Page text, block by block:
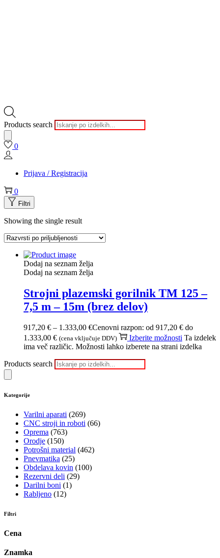
Products search
0
Prijava / Registracija
0
Filtri
Showing the single result
Dodaj na seznam želja
Dodaj na seznam želja
Strojni plazemski gorilnik TM 125 –
7,5 m – 15m (brez delov)
917,20 € – 1.333,00 €Cenovni razpon: od 917,20 € do
1.333,00 € (cena vključuje DDV) Izberite možnosti Ta izdelek
ima več različic. Možnosti lahko izberete na strani izdelka
Products search
Kategorije
Varilni aparati (269)
CNC stroji in roboti (66)
Oprema (763)
Orodje (150)
Potrošni material (462)
Pnevmatika (25)
Obdelava kovin (100)
Rezervni deli (29)
Darilni boni (1)
Rabljeno (12)
Filtri
Cena
Znamka